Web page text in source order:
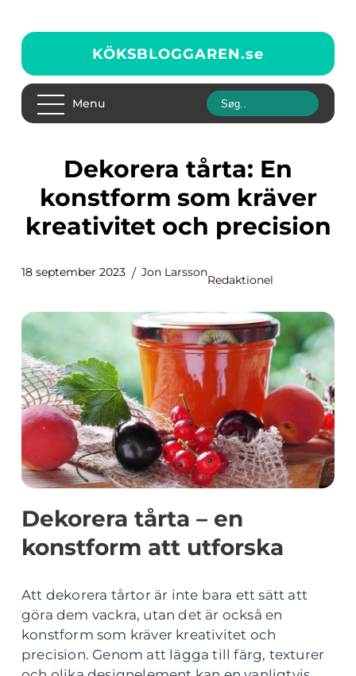
KÖKSBLOGGAREN.se
Menu
Dekorera tårta: En
konstform som kräver
kreativitet och precision
18 september 2023 Jon Larsson
Redaktionel
Dekorera tårta – en
konstform att utforska
Att dekorera tårtor är inte bara ett sätt att
göra dem vackra, utan det är också en
konstform som kräver kreativitet och
precision. Genom att lägga till färg, texturer